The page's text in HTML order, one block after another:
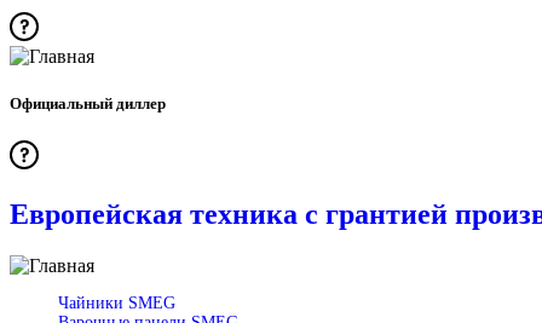
Официальный диллер
Европейская техника с грантией
Чайники SMEG